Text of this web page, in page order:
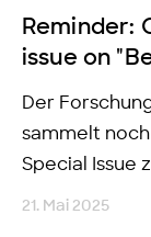
Reminder:
issue on
Der
sammelt noch
Special Issue
21. Mai 2025